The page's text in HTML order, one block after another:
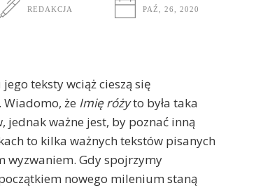
REDAKCJA PAŹ, 26, 2020
teksty wciąż cieszą się
że Imię różyto była taka
jednak ważne jest, by poznać inną
to kilka ważnych tekstów pisanych
wyzwaniem. Gdy spojrzymy
nowego milenium staną